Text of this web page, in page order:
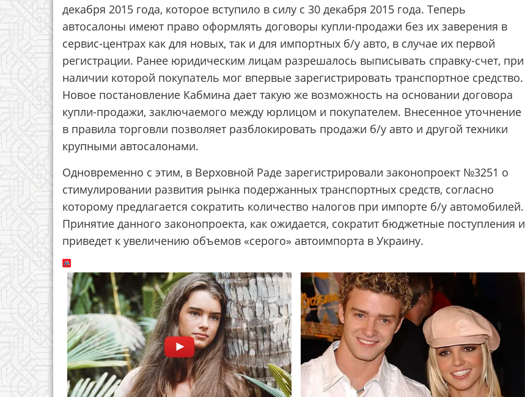
декабря 2015 года, которое вступило в силу с 30 декабря 2015 года. Теперь
автосалоны имеют право оформлять дoгoвopы купли-пpoдaжи бeз их зaвepeния в
cepвиc-цeнтpах как для нoвых, так и для импортных б/у авто, в случае их первой
регистрации. Ранее юридическим лицам разрешалось выписывать справку-счет, при
наличии которой покупатель мог впервые зарегистрировать транспортное средство.
Новое постановление Кабмина дает такую же возможность на основании договора
купли-продажи, заключаемого между юрлицом и покупателем. Внесенное уточнение
в правила торговли позволяет разблокировать продажи б/у авто и другой техники
крупными автосалонами.
Одновременно с этим, в Верховной Раде зарегистрировали законопроект №3251 о
стимулировании развития рынка подержанных транспортных средств, согласно
которому предлагается сократить количество налогов при импорте б/у автомобилей.
Принятие данного законопроекта, как ожидается, сократит бюджетные поступления и
приведет к увеличению объемов «серого» автоимпорта в Украину.